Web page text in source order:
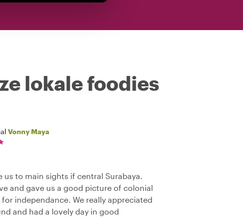
lokale foodies
Vonny Maya
us to main sights if central Surabaya.
and gave us a good picture of colonial
independance. We really appreciated
and had a lovely day in good